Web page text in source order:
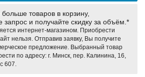
товаров в корзину,
запрос и получайте скидку за объём.*
интернет-магазином. Приобрести
нельзя. Отправив заявку, Вы получите
предложение. Выбранный товар
по адресу: г. Минск, пер. Калинина, 16,
607.